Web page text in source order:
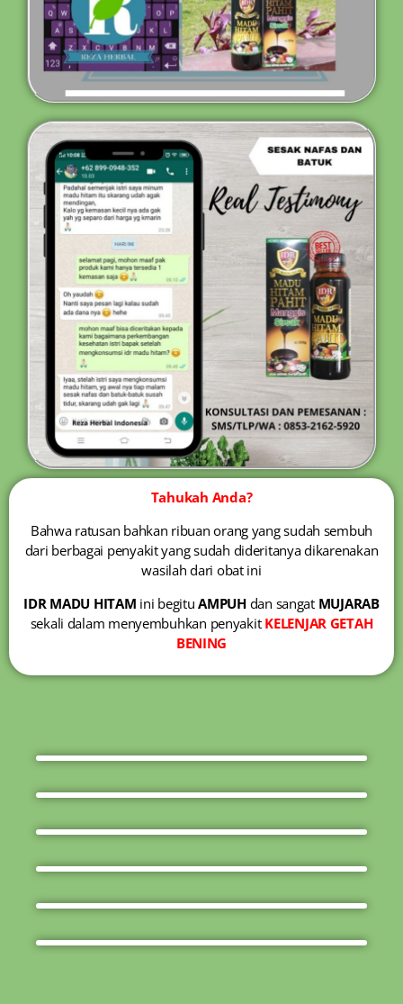
Tahukah Anda?
Bahwa ratusan bahkan ribuan orang yang sudah sembuh
dari berbagai penyakit yang sudah dideritanya dikarenakan
wasilah dari obat ini
IDR MADU HITAM ini begituAMPUHdan sangat MUJARAB
sekali dalam menyembuhkan penyakit KELENJAR GETAH
BENING